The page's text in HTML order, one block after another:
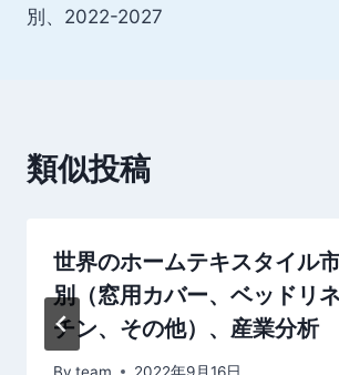
シ
ョ
別、2022-2027
類似投稿
世界のホームテキスタイル
別（窓用カバー、ベッドリ
チン、その他）、産業分析
By team 2022年9月16日